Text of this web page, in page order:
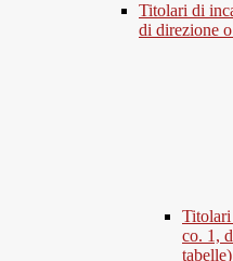
Titolari di
di direzione
co. 1,
tabelle)